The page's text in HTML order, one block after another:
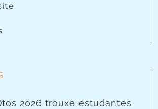
2026 trouxe estudantes